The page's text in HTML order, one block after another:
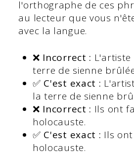
l'orthographe de ces
au lecteur que vous
avec la langue.
❌ Incorrect :
terre de sienne
✅ C'est exact :
la terre de sienne
❌ Incorrect : Ils ont
holocauste.
✅ C'est exact : Ils
holocauste.